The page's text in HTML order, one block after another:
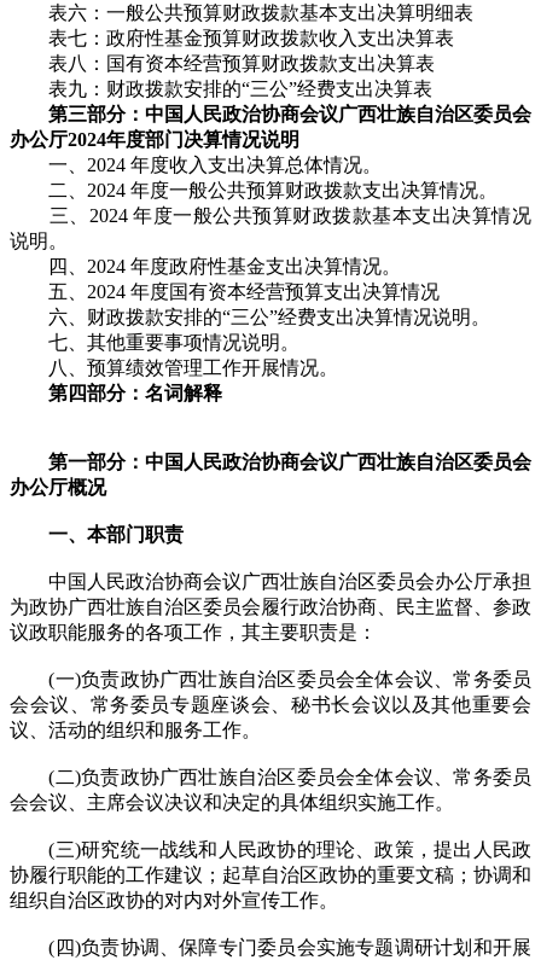
表六：一般公共预算财政拨款基本支出决算明细表
表七：政府性基金预算财政拨款收入支出决算表
表八：国有资本经营预算财政拨款支出决算表
表九：财政拨款安排的“三公”经费支出决算表
第三部分：中国人民政治协商会议广西壮族自治区委员会
办公厅2024年度部门决算情况说明
一、2024 年度收入支出决算总体情况。
二、2024 年度一般公共预算财政拨款支出决算情况。
三、2024 年度一般公共预算财政拨款基本支出决算情况
说明。
四、2024 年度政府性基金支出决算情况。
五、2024 年度国有资本经营预算支出决算情况
六、财政拨款安排的“三公”经费支出决算情况说明。
七、其他重要事项情况说明。
八、预算绩效管理工作开展情况。
第四部分：名词解释
第一部分：中国人民政治协商会议广西壮族自治区委员会
办公厅概况
一、本部门职责
中国人民政治协商会议广西壮族自治区委员会办公厅承担
为政协广西壮族自治区委员会履行政治协商、民主监督、参政
议政职能服务的各项工作，其主要职责是：
(一)负责政协广西壮族自治区委员会全体会议、常务委员
会会议、常务委员专题座谈会、秘书长会议以及其他重要会
议、活动的组织和服务工作。
(二)负责政协广西壮族自治区委员会全体会议、常务委员
会会议、主席会议决议和决定的具体组织实施工作。
(三)研究统一战线和人民政协的理论、政策，提出人民政
协履行职能的工作建议；起草自治区政协的重要文稿；协调和
组织自治区政协的对内对外宣传工作。
(四)负责协调、保障专门委员会实施专题调研计划和开展